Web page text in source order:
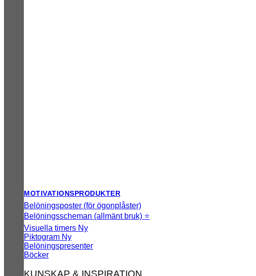
MOTIVATIONSPRODUKTER
Belöningsposter (för ögonplåster)
Belöningsscheman (allmänt bruk) ⭐
Visuella timers
Piktogram
Belöningspresenter
Böcker